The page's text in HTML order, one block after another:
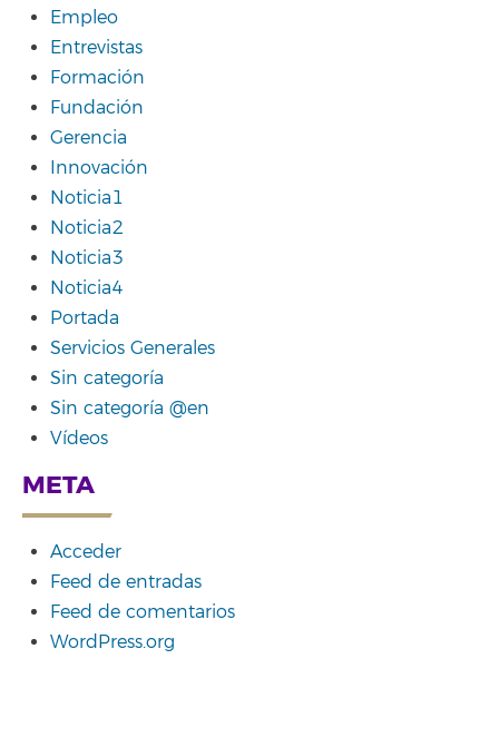
Empleo
Entrevistas
Formación
Fundación
Gerencia
Innovación
Noticia1
Noticia2
Noticia3
Noticia4
Portada
Servicios Generales
Sin categoría
Sin categoría @en
Vídeos
META
Acceder
Feed de entradas
Feed de comentarios
WordPress.org